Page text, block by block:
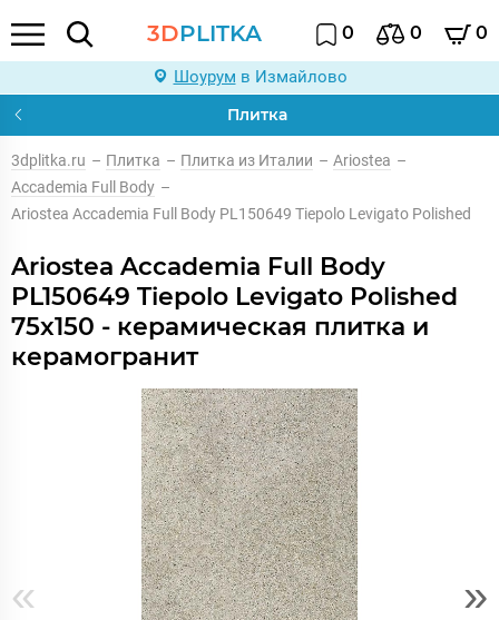
3DPLITKA 0 0 0
Шоурум в Измайлово
Плитка
3dplitka.ru – Плитка – Плитка из Италии – Ariostea –
Accademia Full Body –
Ariostea Accademia Full Body PL150649 Tiepolo Levigato Polished
Ariostea Accademia Full Body
PL150649 Tiepolo Levigato Polished
75x150 - керамическая плитка и
керамогранит
« »